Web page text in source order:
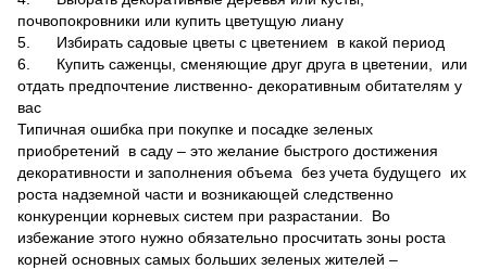
почвопокровники или купить цветущую лиану
5. Избирать садовые цветы с цветением в какой период
6. Купить саженцы, сменяющие друг друга в цветении, или
отдать предпочтение лиственно- декоративным обитателям у
вас
Типичная ошибка при покупке и посадке зеленых
приобретений в саду – это желание быстрого достижения
декоративности и заполнения объема без учета будущего их
роста надземной части и возникающей следственно
конкуренции корневых систем при разрастании. Во
избежание этого нужно обязательно просчитать зоны роста
корней основных самых больших зеленых жителей –